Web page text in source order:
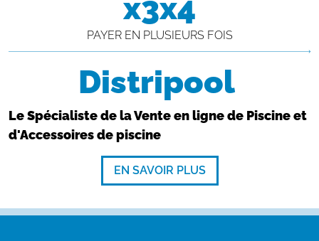
x3x4
PAYER EN PLUSIEURS FOIS
Distripool
Le Spécialiste de la Vente en ligne de Piscine et
d'Accessoires de piscine
EN SAVOIR PLUS